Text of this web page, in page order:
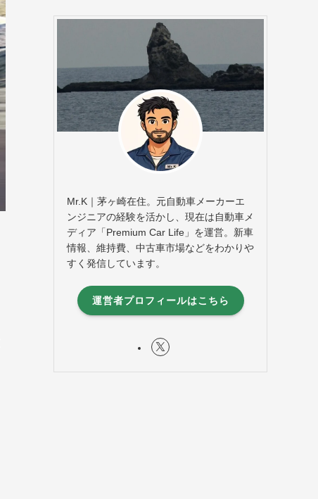
Mr.K｜茅ヶ崎在住。元自動車メーカーエ
ンジニアの経験を活かし、現在は自動車メ
ディア「Premium Car Life」を運営。新車
情報、維持費、中古車市場などをわかりや
すく発信しています。
運営者プロフィールはこちら